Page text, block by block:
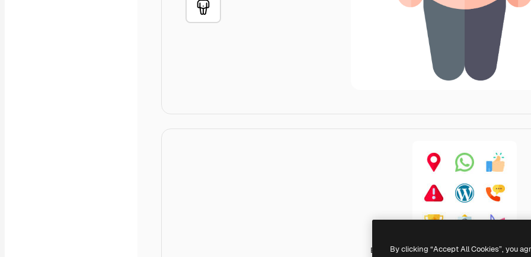
Basic Rounded Flat
By clicking “Accept All Cookies”, you